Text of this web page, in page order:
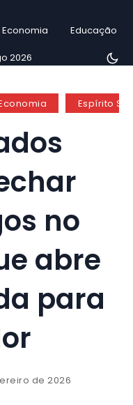
Economia Educação
2026
Espírito
no
abre
para
de 2026